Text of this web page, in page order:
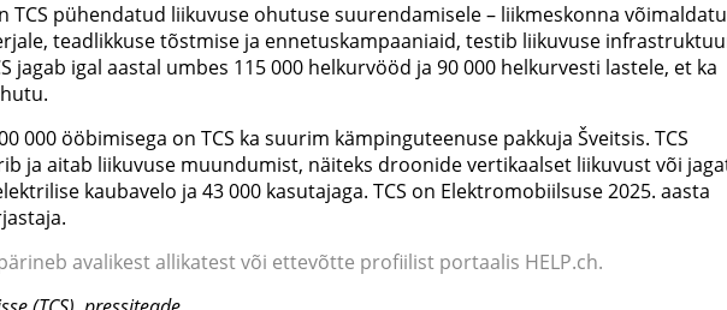
TCS pühendatud liikuvuse ohutuse suurendamisele – liikmeskonna
teadlikkuse tõstmise ja ennetuskampaaniaid, testib liikuvuse
jagab igal aastal umbes 115 000 helkurvööd ja 90 000 helkurvesti lastele, et ka
000 ööbimisega on TCS ka suurim kämpinguteenuse pakkuja Šveitsis. TCS
ja aitab liikuvuse muundumist, näiteks droonide vertikaalset liikuvust või
kaubavelo ja 43 000 kasutajaga. TCS on Elektromobiilsuse 2025. aasta
avalikest allikatest või ettevõtte profiilist portaalis HELP.ch.